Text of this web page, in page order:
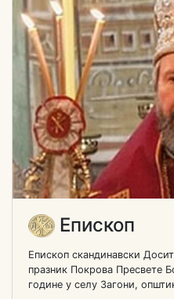
Епископ
Епископ скандинавски
празник Покрова Пресвете
године у селу Загони,